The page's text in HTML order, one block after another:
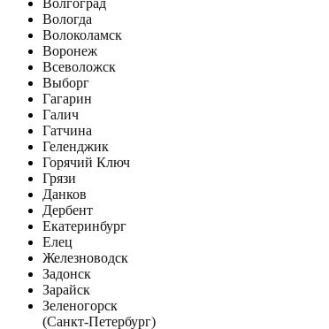
Волгоград
Вологда
Волоколамск
Воронеж
Всеволожск
Выборг
Гагарин
Галич
Гатчина
Геленджик
Горячий Ключ
Грязи
Данков
Дербент
Екатеринбург
Елец
Железноводск
Задонск
Зарайск
Зеленогорск
(Санкт-Петербург)